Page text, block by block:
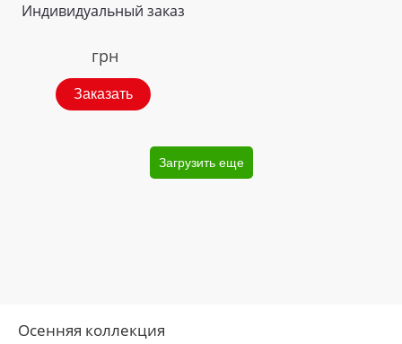
Индивидуальный заказ
грн
Заказать
Загрузить еще
Осенняя коллекция